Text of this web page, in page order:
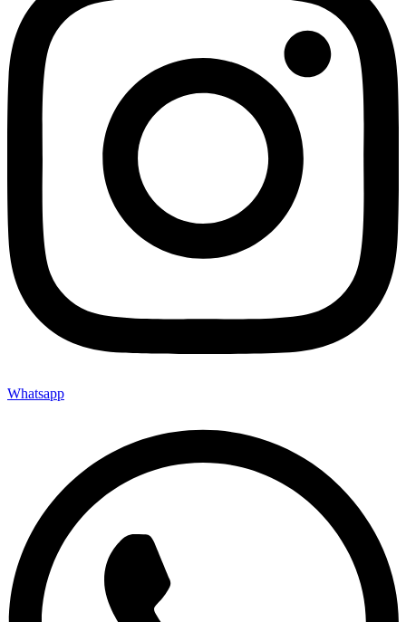
Whatsapp